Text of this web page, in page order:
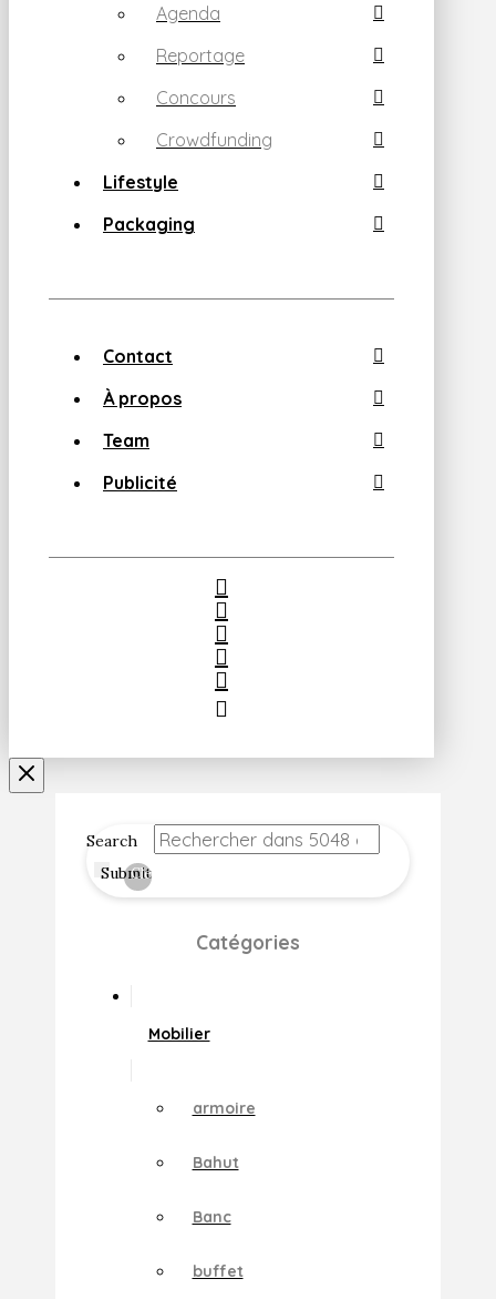
Agenda
Reportage
Concours
Crowdfunding
Lifestyle
Packaging
Contact
À propos
Team
Publicité
Search
Submit
Clear
Catégories
Mobilier
armoire
Bahut
Banc
buffet